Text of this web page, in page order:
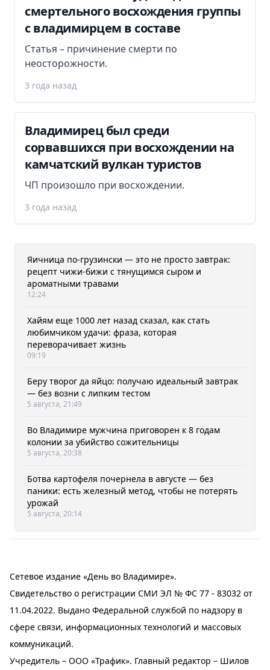
смертельного восхождения группы
с владимирцем в составе
Статья – причинение смерти по
неосторожности.
3 года назад
Владимирец был среди
сорвавшихся при восхождении на
камчатский вулкан туристов
ЧП произошло при восхождении.
3 года назад
Яичница по-грузински — это не просто завтрак:
рецепт чижи-бижи с тянущимся сыром и
ароматными травами
12:24
Хайям еще 1000 лет назад сказал, как стать
любимчиком удачи: фраза, которая
переворачивает жизнь
09:19
Беру творог да яйцо: получаю идеальный завтрак
— без возни с липким тестом
5 августа, 21:49
Во Владимире мужчина приговорен к 8 годам
колонии за убийство сожительницы
5 августа, 20:38
Ботва картофеля почернела в августе — без
паники: есть железный метод, чтобы не потерять
урожай
5 августа, 20:14
Сетевое издание «День во Владимире».
Свидетельство о регистрации СМИ ЭЛ № ФС 77 - 83032 от
11.04.2022. Выдано Федеральной службой по надзору в
сфере связи, информационных технологий и массовых
коммуникаций.
Учредитель – ООО «Трафик». Главный редактор – Шилов